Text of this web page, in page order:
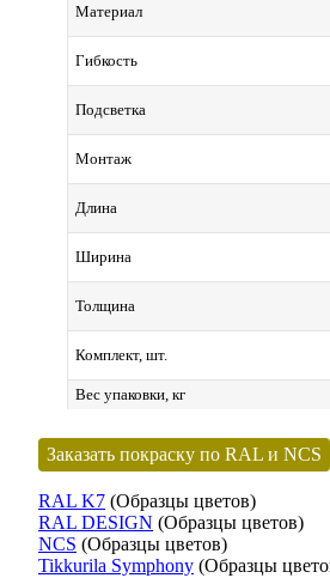
Материал
Гибкость
Подсветка
Монтаж
Длина
Ширина
Толщина
Комплект, шт.
Вес упаковки, кг
Заказать покраску по RAL и NCS
RAL K7 (Образцы цветов)
RAL DESIGN (Образцы цветов)
NCS (Образцы цветов)
Tikkurila Symphony (Образцы